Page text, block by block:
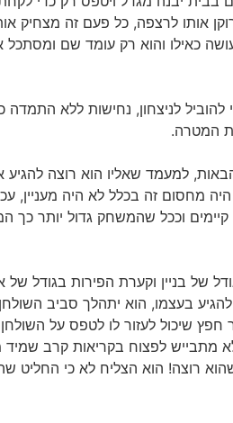
אותו לרצפה, כל פעם זה מצחיק
כאילו והוא רק עומד שם
לניצחון, נחישות ללא התמדה
המטרה.
למעמד שאליו הוא רוצה להגיע
מחסום זה בכלל לא היה מעניין,
וככל שהמשחק גדול יותר כך
של בניין וקערת הפירות בגודל של
בעצמו, הוא יתהלך סביב
שיכול לעזור לו לטפס על
מתבייש לפצוח בקריאות קרב שמיד
רוצה! הוא הצליח לא כי החליט